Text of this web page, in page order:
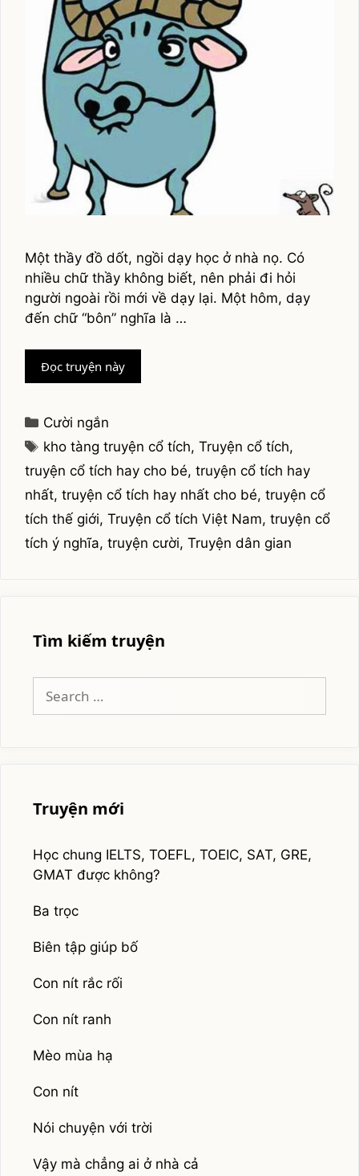
Một thầy đồ dốt, ngồi dạy học ở nhà nọ. Có
nhiều chữ thầy không biết, nên phải đi hỏi
người ngoài rồi mới về dạy lại. Một hôm, dạy
đến chữ “bôn” nghĩa là …
Đọc truyện nàyNgưu
là
Categories
Cười ngắn
Tags
kho tàng truyện cổ tích,Truyện cổ tích,
truyện cổ tích hay cho bé, truyện cổ tích hay
nhất, truyện cổ tích hay nhất cho bé, truyện cổ
tích thế giới, Truyện cổ tích Việt Nam, truyện cổ
tích ý nghĩa, truyện cười, Truyện dân gian
Tìm kiếm truyện
for:
Truyện mới
Học chung IELTS, TOEFL, TOEIC, SAT, GRE,
GMAT được không?
Ba trọc
Biên tập giúp bố
Con nít rắc rối
Con nít ranh
Mèo mùa hạ
Con nít
Nói chuyện với trời
Vậy mà chẳng ai ở nhà cả